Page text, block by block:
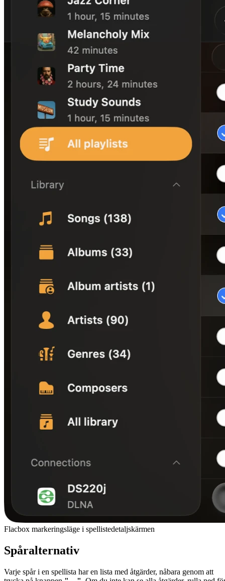
Flacbox markeringsläge i spellistedetaljskärmen
Spåralternativ
Varje spår i en spellista har en lista med åtgärder, nåbara genom att